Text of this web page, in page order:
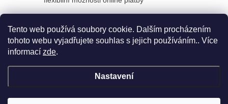
Tento web používá soubory cookie. Dalším procházením
tohoto webu vyjadřujete souhlas s jejich používáním.. Více
informací zde.
Nastavení
Z